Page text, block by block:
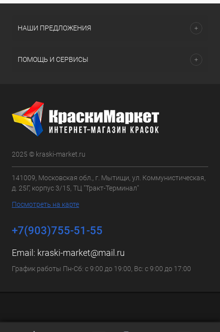
НАШИ ПРЕДЛОЖЕНИЯ
ПОМОЩЬ И СЕРВИСЫ
2025 © kraski-market.ru
141009, Московская обл., г. Мытищи, ул. Коммунистическая,
д. 25Г, корпус 3/15, ТЦ "Тракт-Терминал"
Посмотреть на карте
+7(903)755-51-55
Email: kraski-market@mail.ru
График работы Пн-Сб: с 9:00 до 19:00, Вс: с 9:00 до 17:00